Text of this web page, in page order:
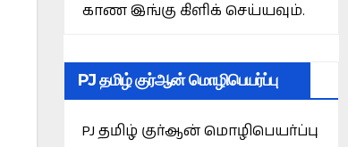
காண இங்கு கிளிக் செய்யவும்.
PJ தமிழ் குர்ஆன் மொழிபெயர்ப்பு
PJ தமிழ் குர்ஆன் மொழிபெயர்ப்பு